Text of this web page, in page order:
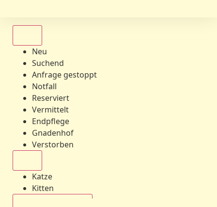
Neu
Suchend
Anfrage gestoppt
Notfall
Reserviert
Vermittelt
Endpflege
Gnadenhof
Verstorben
Katze
Kitten